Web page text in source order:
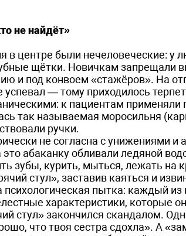
не найдёт»
в центре были нечеловеческие: у
щётки. Новичкам запрещали
и под конвоем «стажёров». На
успевал — тому приходилось
к пациентам применяли
так называемая моросильня
ручки.
не согласна с унижениями
это абаканку обливали ледяной
зубы, курить, мыться, лежать на
стул», заставив каяться и
пытка: каждый
характеристики, которые
стул» закончился скандалом.
что твоя сестра сдохла». А